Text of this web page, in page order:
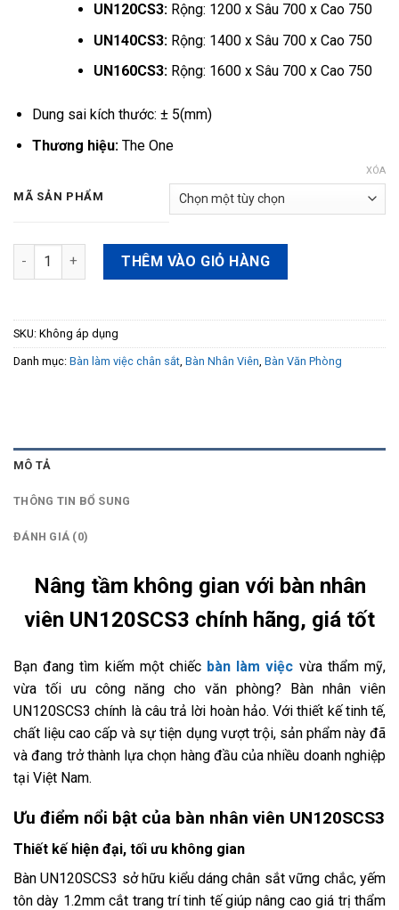
UN120CS3:Rộng: 1200 x Sâu 700 x Cao 750
UN140CS3:Rộng: 1400 x Sâu 700 x Cao 750
UN160CS3:Rộng: 1600 x Sâu 700 x Cao 750
Dung sai kích thước: ± 5(mm)
Thương hiệu:The One
MÃ SẢN PHẨM
XÓA
Bàn nhân viên UN120SCS3 số lượng
THÊM VÀO GIỎ HÀNG
SKU: Không áp dụng
Danh mục: Bàn làm việc chân sắt Bàn Nhân Viên Bàn Văn Phòng
MÔ TẢ
THÔNG TIN BỔ SUNG
ĐÁNH GIÁ (0)
Nâng tầm không gian với bàn nhân
viên UN120SCS3 chính hãng, giá tốt
Bạn đang tìm kiếm một chiếc bàn làm việc vừa thẩm mỹ,
vừa tối ưu công năng cho văn phòng? Bàn nhân viên
UN120SCS3 chính là câu trả lời hoàn hảo. Với thiết kế tinh tế,
chất liệu cao cấp và sự tiện dụng vượt trội, sản phẩm này đã
và đang trở thành lựa chọn hàng đầu của nhiều doanh nghiệp
tại Việt Nam.
Ưu điểm nổi bật của bàn nhân viên UN120SCS3
Thiết kế hiện đại, tối ưu không gian
Bàn UN120SCS3 sở hữu kiểu dáng chân sắt vững chắc, yếm
tôn dày 1.2mm cắt trang trí tinh tế giúp nâng cao giá trị thẩm